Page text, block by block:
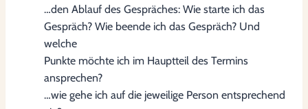
…den Ablauf des Gespräches: Wie starte ich das
Gespräch? Wie beende ich das Gespräch? Und
welche
Punkte möchte ich im Hauptteil des Termins
ansprechen?
…wie gehe ich auf die jeweilige Person entsprechend